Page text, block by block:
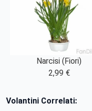
Narcisi (Fiori)
2,99 €
Volantini Correlati: